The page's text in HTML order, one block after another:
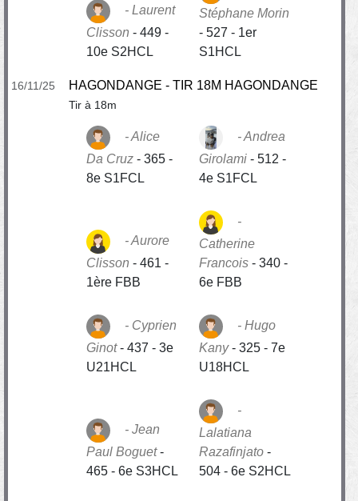
Laurent
Clisson -449 -
10e S2HCL
Stéphane Morin
- 527 - 1er
S1HCL
16/11/25 HAGONDANGE - TIR 18M HAGONDANGE
Tir à 18m
Alice
Da Cruz -365 -
8e S1FCL
Andrea
Girolami- 512 -
4e S1FCL
Aurore
Clisson -461 -
1ère FBB
Catherine
Francois- 340 -
6e FBB
Cyprien
Ginot-437 - 3e
U21HCL
Hugo
Kany- 325 - 7e
U18HCL
Jean
Paul Boguet-
465 - 6e S3HCL
Lalatiana
Razafinjato-
504 - 6e S2HCL